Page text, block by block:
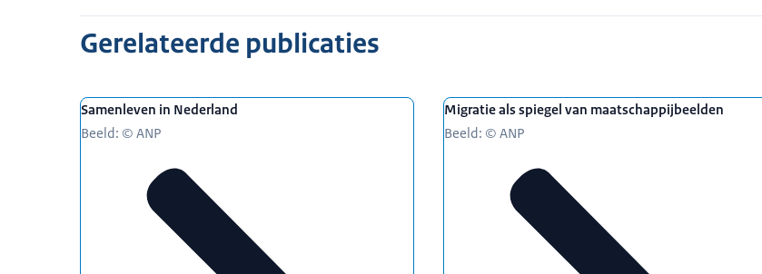
debat. Het is met name de tweede generatie die discriminatie ervaart en het gevoel heeft geen onderdeel
van deze samenleving te (mogen) zijn. Zij hebben ook minder vertrouwen in de overheid en voelen zich
Gerelateerde publicaties
Samenleven in Nederland
Beeld: © ANP
Migratie als spiegel van maatschappijbeelden
Beeld: © ANP